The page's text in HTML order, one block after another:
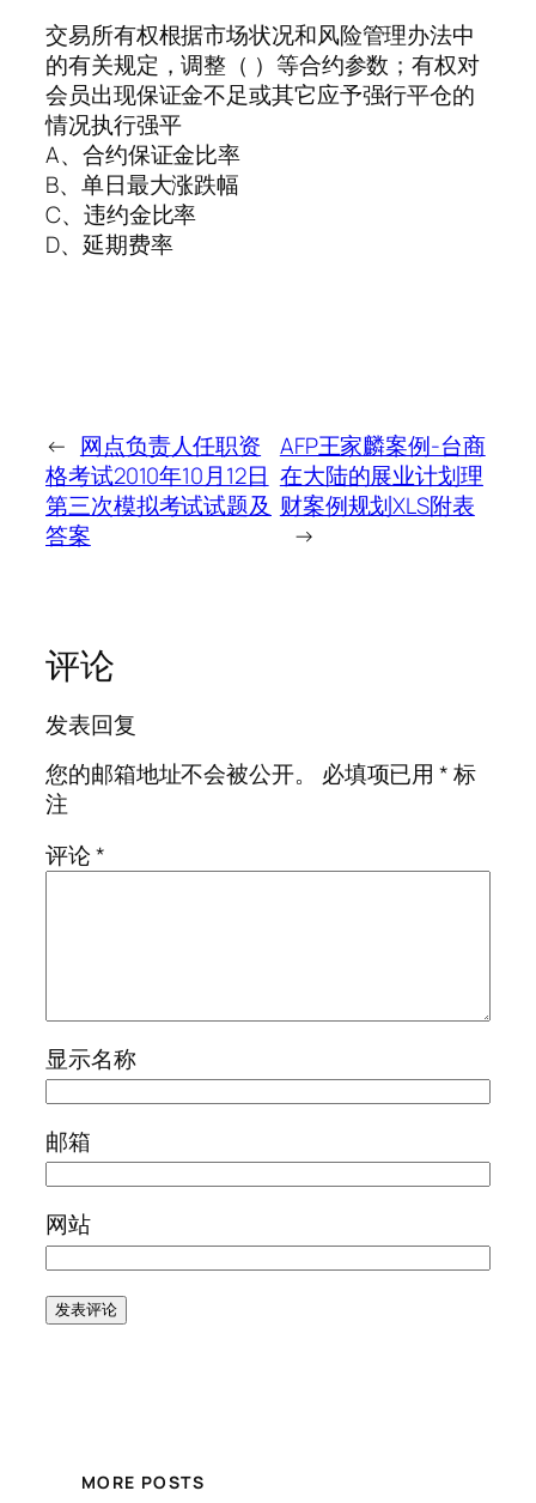
交易所有权根据市场状况和风险管理办法中
的有关规定，调整（ ）等合约参数；有权对
会员出现保证金不足或其它应予强行平仓的
情况执行强平
A、合约保证金比率
B、单日最大涨跌幅
C、违约金比率
D、延期费率
← 网点负责人任职资
格考试2010年10月12日
第三次模拟考试试题及
答案
AFP王家麟案例-台商
在大陆的展业计划理
财案例规划XLS附表
→
评论
发表回复
您的邮箱地址不会被公开。
必填项已用*标
注
评论*
显示名称
邮箱
网站
MORE POSTS